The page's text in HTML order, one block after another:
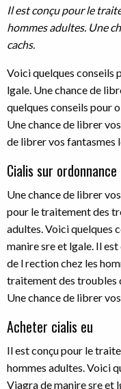
Il est conçu pour le
hommes adultes. Une
cachs.
Voici quelques conseils
lgale. Une chance de
quelques conseils pour
Une chance de librer
de librer vos fantasmes
Cialis sur
Une chance de librer
pour le traitement des
adultes. Voici quelques
manire sre et lgale. Il
de l rection chez les
traitement des troubles
Une chance de librer
Acheter cialis eu
Il est conçu pour le
hommes adultes. Voici
Viagra de manire sre et